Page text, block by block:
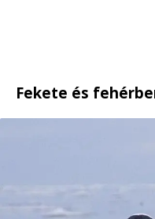
Fekete és